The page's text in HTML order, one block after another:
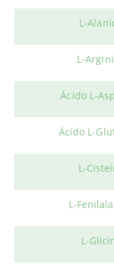
L-
L-
Ácido L-
Ácido L-
L-
L-
L-